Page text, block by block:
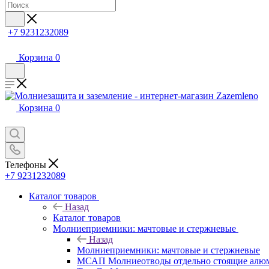
+7 9231232089
Корзина 0
Корзина 0
Телефоны
+7 9231232089
Каталог товаров
Назад
Каталог товаров
Молниеприемники: мачтовые и стержневые
Назад
Молниеприемники: мачтовые и стержневые
МСАП Молниеотводы отдельно стоящие